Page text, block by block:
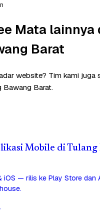
Mata lainnya
Barat
website? Tim kami juga
Bawang Barat.
Mobile di Tulang
iOS — rilis ke Play Store dan